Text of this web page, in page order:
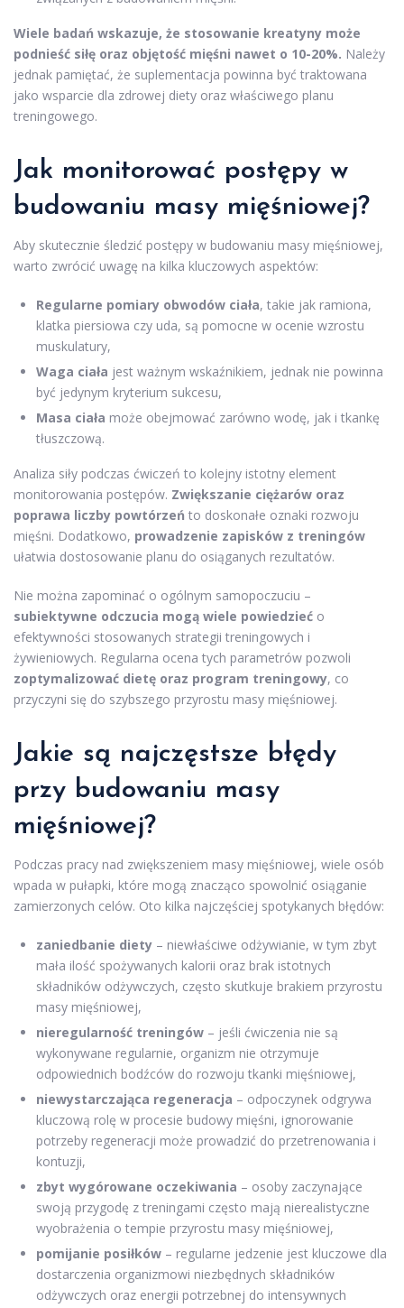
Wiele badań wskazuje, że stosowanie kreatyny może
podnieść siłę oraz objętość mięśni nawet o 10-20%. Należy
jednak pamiętać, że suplementacja powinna być traktowana
jako wsparcie dla zdrowej diety oraz właściwego planu
treningowego.
Jak monitorować postępy w
budowaniu masy mięśniowej?
Aby skutecznie śledzić postępy w budowaniu masy mięśniowej,
warto zwrócić uwagę na kilka kluczowych aspektów:
Regularne pomiary obwodów ciała, takie jak ramiona,
klatka piersiowa czy uda, są pomocne w ocenie wzrostu
muskulatury,
Waga ciała jest ważnym wskaźnikiem, jednak nie powinna
być jedynym kryterium sukcesu,
Masa ciała może obejmować zarówno wodę, jak i tkankę
tłuszczową.
Analiza siły podczas ćwiczeń to kolejny istotny element
monitorowania postępów. Zwiększanie ciężarów oraz
poprawa liczby powtórzeń to doskonałe oznaki rozwoju
mięśni. Dodatkowo, prowadzenie zapisków z treningów
ułatwia dostosowanie planu do osiąganych rezultatów.
Nie można zapominać o ogólnym samopoczuciu –
subiektywne odczucia mogą wiele powiedzieć o
efektywności stosowanych strategii treningowych i
żywieniowych. Regularna ocena tych parametrów pozwoli
zoptymalizować dietę oraz program treningowy, co
przyczyni się do szybszego przyrostu masy mięśniowej.
Jakie są najczęstsze błędy
przy budowaniu masy
mięśniowej?
Podczas pracy nad zwiększeniem masy mięśniowej, wiele osób
wpada w pułapki, które mogą znacząco spowolnić osiąganie
zamierzonych celów. Oto kilka najczęściej spotykanych błędów:
zaniedbanie diety – niewłaściwe odżywianie, w tym zbyt
mała ilość spożywanych kalorii oraz brak istotnych
składników odżywczych, często skutkuje brakiem przyrostu
masy mięśniowej,
nieregularność treningów – jeśli ćwiczenia nie są
wykonywane regularnie, organizm nie otrzymuje
odpowiednich bodźców do rozwoju tkanki mięśniowej,
niewystarczająca regeneracja – odpoczynek odgrywa
kluczową rolę w procesie budowy mięśni, ignorowanie
potrzeby regeneracji może prowadzić do przetrenowania i
kontuzji,
zbyt wygórowane oczekiwania – osoby zaczynające
swoją przygodę z treningami często mają nierealistyczne
wyobrażenia o tempie przyrostu masy mięśniowej,
pomijanie posiłków – regularne jedzenie jest kluczowe dla
dostarczenia organizmowi niezbędnych składników
odżywczych oraz energii potrzebnej do intensywnych